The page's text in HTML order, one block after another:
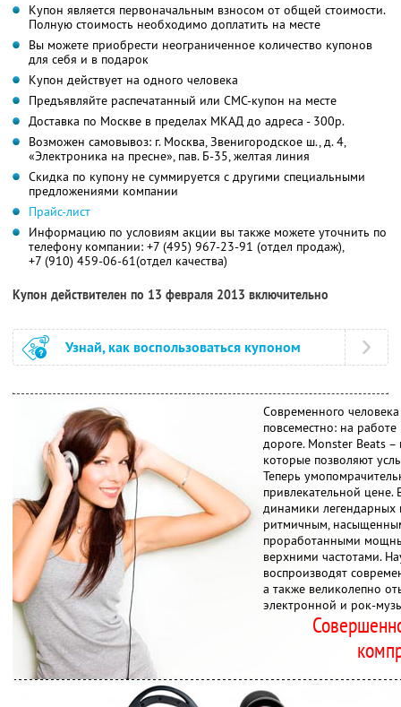
Купон является первоначальным взносом от общей стоимости.
Полную стоимость необходимо доплатить на месте
Вы можете приобрести неограниченное количество купонов
для себя и в подарок
Купон действует на одного человека
Предъявляйте распечатанный или СМС-купон на месте
Доставка по Москве в пределах МКАД до адреса - 300р.
Возможен самовывоз: г. Москва, Звенигородское ш., д. 4,
«Электроника на пресне», пав. Б-35, желтая линия
Скидка по купону не суммируется с другими специальными
предложениями компании
Прайс-лист
Информацию по условиям акции вы также можете уточнить по
телефону компании: +7 (495) 967-23-91 (отдел продаж),
+7 (910) 459-06-61(отдел качества)
Купон действителен по 13 февраля 2013 включительно
Узнай, как воспользоваться купоном
Современного
повсеместно: на
дороге. Monster Beats
которые позволяют
Теперь
привлекательной цене.
динамики легендарных
ритмичным,
проработанными
верхними частотами.
воспроизводят
а также великолепно
электронной и рок-